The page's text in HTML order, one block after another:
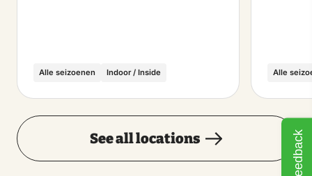
Alle seizoenen Indoor / Inside Alle
See all locations Feedback